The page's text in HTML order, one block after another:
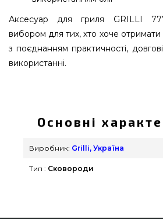
Аксесуар для гриля GRILLI
вибором для тих, хто хоче отримати
з поєднанням практичності,
використанні.
Grilli, Україна за актуальною
грн. в онлайн магазині
пропозиції на Сковороди &
прямо зараз нашим
Основні
Виробник: Grilli, Україна
Тип : Сковороди